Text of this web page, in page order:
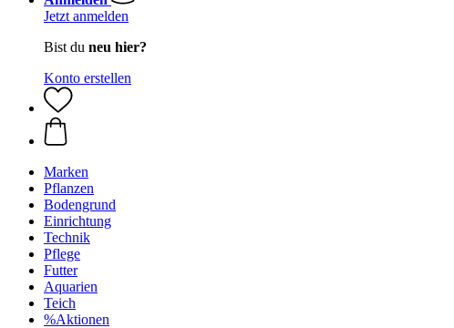
Jetzt anmelden
Bist du neu hier?
Konto erstellen
Marken
Pflanzen
Bodengrund
Einrichtung
Technik
Pflege
Futter
Aquarien
Teich
%Aktionen